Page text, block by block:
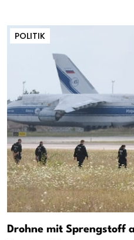
POLITIK
Drohne mit Sprengstoff